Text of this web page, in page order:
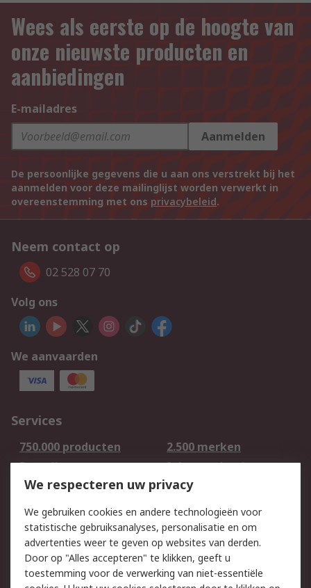
Wees als eerste op de hoogte van
onze nieuwste producten en
aanbiedingen
E-mailadres
Aanmelden
De persoonlijke gegevens die u aan ons verstrekt bij het
aanmelden voor deze mailinglijst worden verwerkt in
overeenstemming met ons privacybeleid.
Neem contact op
02 528 07 70
Volg ons
We aanvaarden
Services
750.000 producten
2.500 merken
Bestellen
Inkoopoplossingen
Retouren
Technisch advies
Track & Trace
Wettelijk
Cookiebeleid
Email veiligheid
We respecteren uw privacy
We gebruiken cookies en andere technologieën voor
statistische gebruiksanalyses, personalisatie en om
advertenties weer te geven op websites van derden.
Door op "Alles accepteren" te klikken, geeft u
toestemming voor de verwerking van niet-essentiële